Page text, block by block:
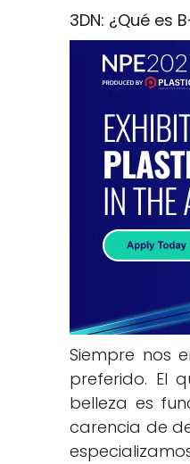
3DN: ¿Qué es
Siempre nos
preferido. El
belleza es
carencia de